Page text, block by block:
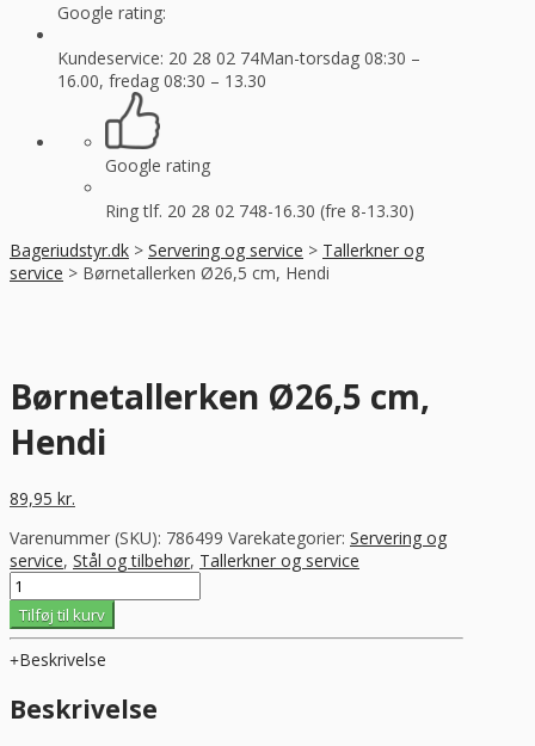
Google rating:
Kundeservice: 20 28 02 74Man-torsdag 08:30 –
16.00, fredag 08:30 – 13.30
Google rating
Ring tlf. 20 28 02 748-16.30 (fre 8-13.30)
Bageriudstyr.dk > Servering og service > Tallerkner og
service > Børnetallerken Ø26,5 cm, Hendi
Børnetallerken Ø26,5 cm,
Hendi
89,95 kr.
Varenummer (SKU): 786499 Varekategorier: Servering og
service, Stål og tilbehør, Tallerkner og service
Børnetallerken
Ø26,5
cm,
Hendi
antal
Tilføj til kurv
Beskrivelse
Beskrivelse